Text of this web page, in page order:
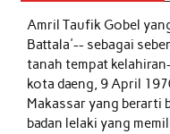
Amril Taufik Gobel
Battala'-- sebagai
tanah tempat
kota daeng, 9 April
Makassar yang berarti
badan lelaki yang